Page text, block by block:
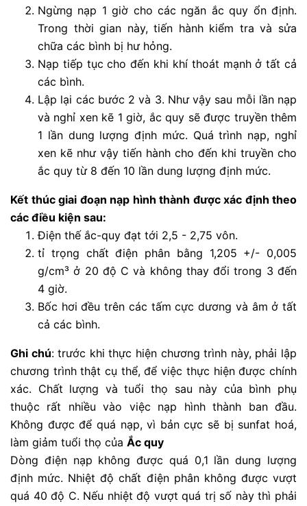
Ngừng nạp 1 giờ cho các ngăn ắc quy ổn định.
Trong thời gian này, tiến hành kiểm tra và sửa
chữa các bình bị hư hỏng.
Nạp tiếp tục cho đến khi khí thoát mạnh ở tất cả
các bình.
Lập lại các bước 2 và 3. Như vậy sau mỗi lần nạp
và nghỉ xen kẽ 1 giờ, ắc quy sẽ được truyền thêm
1 lần dung lượng định mức. Quá trình nạp, nghỉ
xen kẽ như vậy tiến hành cho đến khi truyền cho
ắc quy từ 8 đến 10 lần dung lượng định mức.
Kết thúc giai đoạn nạp hình thành được xác định theo
các điều kiện sau:
Điện thế ắc-quy đạt tới 2,5 - 2,75 vôn.
tỉ trọng chất điện phân bằng 1,205 +/- 0,005
g/cm³ ở 20 độ C và không thay đổi trong 3 đến
4 giờ.
Bốc hơi đều trên các tấm cực dương và âm ở tất
cả các bình.
Ghi chú: trước khi thực hiện chương trình này, phải lập
chương trình thật cụ thể, để việc thực hiện được chính
xác. Chất lượng và tuổi thọ sau này của bình phụ
thuộc rất nhiều vào việc nạp hình thành ban đầu.
Không được để quá nạp, vì bản cực sẽ bị sunfat hoá,
làm giảm tuổi thọ của Ắc quy
Dòng điện nạp không được quá 0,1 lần dung lượng
định mức. Nhiệt độ chất điện phân không được vượt
quá 40 độ C. Nếu nhiệt độ vượt quá trị số này thì phải